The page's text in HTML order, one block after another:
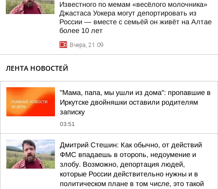
Известного по мемам «весёлого молочника»
Джастаса Уокера могут депортировать из
России — вместе с семьёй он живёт на Алтае
более 10 лет
Вчера, 21:09
ЛЕНТА НОВОСТЕЙ
"Мама, папа, мы ушли из дома": пропавшие в
Иркутске двойняшки оставили родителям
записку
03:51
Дмитрий Стешин: Как обычно, от действий
ФМС впадаешь в оторопь, недоумение и
злобу. Возможно, депортация людей,
которые России действительно нужны и в
политическом плане в том числе, это такой